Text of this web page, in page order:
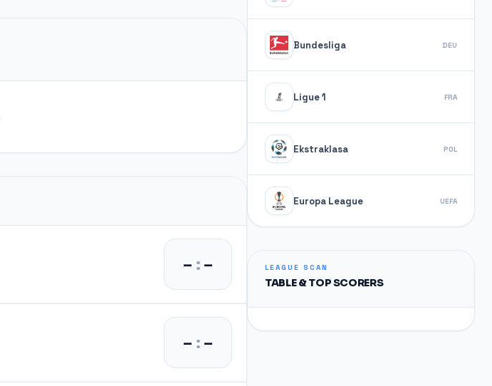
– :–
– :–
Bundesliga DEU
Ligue 1 FRA
Ekstraklasa POL
Europa League UEFA
LEAGUE SCAN
TABLE & TOP SCORERS